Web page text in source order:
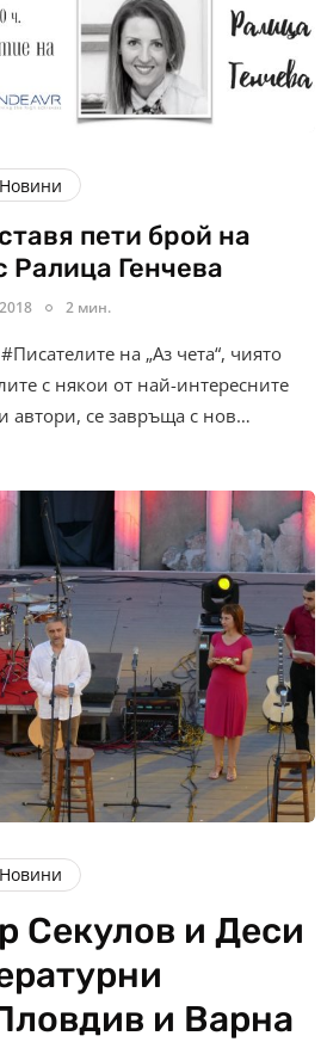
Новини
пети брой на
Ралица Генчева
2 мин.
на „Аз чета“, чиято
с някои от най-интересните
автори, се завръща с нов…
Новини
Секулов и Деси
и Варна